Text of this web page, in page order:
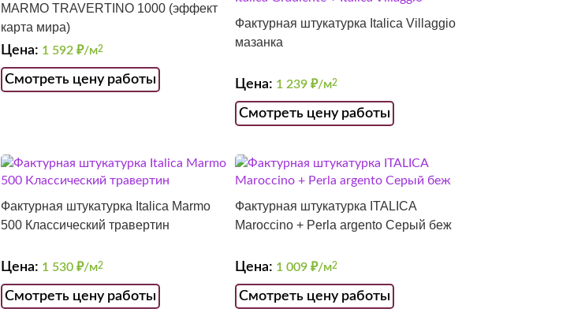
MARMO TRAVERTINO 1000 (эффект
карта мира)
Цена: 1 592 ₽/м2
Смотреть цену работы
Фактурная штукатурка Italica Villaggio
мазанка
Цена: 1 239₽/м2
Смотреть цену работы
Фактурная штукатурка Italica Marmo
500 Классический травертин
Цена: 1 530 ₽/м2
Смотреть цену работы
Фактурная штукатурка ITALICA
Maroccino + Perla argento Серый беж
Цена: 1 009₽/м2
Смотреть цену работы